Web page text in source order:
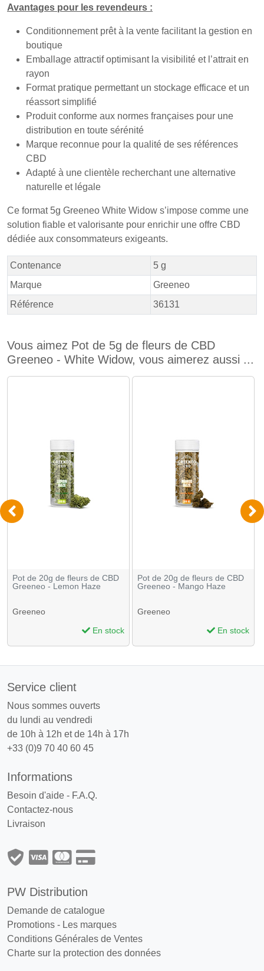
Avantages pour les revendeurs :
Conditionnement prêt à la vente facilitant la gestion en
boutique
Emballage attractif optimisant la visibilité et l’attrait en
rayon
Format pratique permettant un stockage efficace et un
réassort simplifié
Produit conforme aux normes françaises pour une
distribution en toute sérénité
Marque reconnue pour la qualité de ses références
CBD
Adapté à une clientèle recherchant une alternative
naturelle et légale
Ce format 5g Greeneo White Widow s’impose comme une
solution fiable et valorisante pour enrichir une offre CBD
dédiée aux consommateurs exigeants.
Contenance
5 g
Marque
Greeneo
Référence
36131
Vous aimez Pot de 5g de fleurs de CBD
Greeneo - White Widow, vous aimerez aussi ...
Pot de 20g de fleurs de CBD
Greeneo - Lemon Haze
Greeneo
En stock
Pot de 20g de fleurs de CBD
Greeneo - Mango Haze
Greeneo
En stock
Service client
Nous sommes ouverts
du lundi au vendredi
de 10h à 12h et de 14h à 17h
+33 (0)9 70 40 60 45
Informations
Besoin d'aide - F.A.Q.
Contactez-nous
Livraison
PW Distribution
Demande de catalogue
Promotions - Les marques
Conditions Générales de Ventes
Charte sur la protection des données